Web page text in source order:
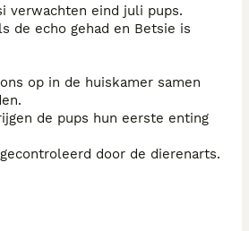
verwachten eind juli pups.
de echo gehad en Betsie is
op in de huiskamer samen
de pups hun eerste enting
door de dierenarts.